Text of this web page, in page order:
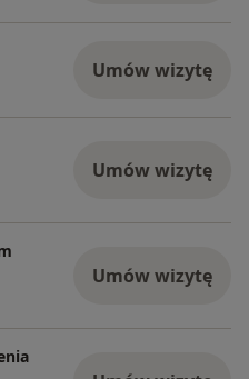
Umów wizytę
Umów wizytę
Umów wizytę